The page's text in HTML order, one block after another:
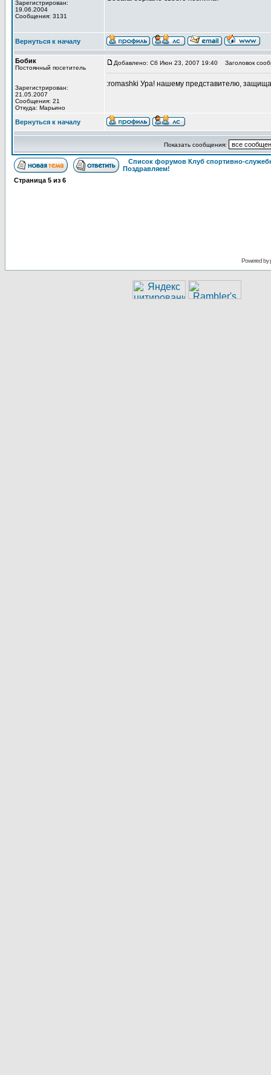
Зарегистрирован:
19.06.2004
Сообщения: 3131
Вернуться к началу
Бобик
Постоянный посетитель
Зарегистрирован:
21.05.2007
Сообщения: 21
Откуда: Марьино
Добавлено: Сб Июн 23, 2007 19:40 Заголовок
:romashki Ура! нашему представителю,
Вернуться к началу
Показать сообщения:
Список форумов Клуб спортивно-
Поздравляем!
Страница 5 из 6
Powered by